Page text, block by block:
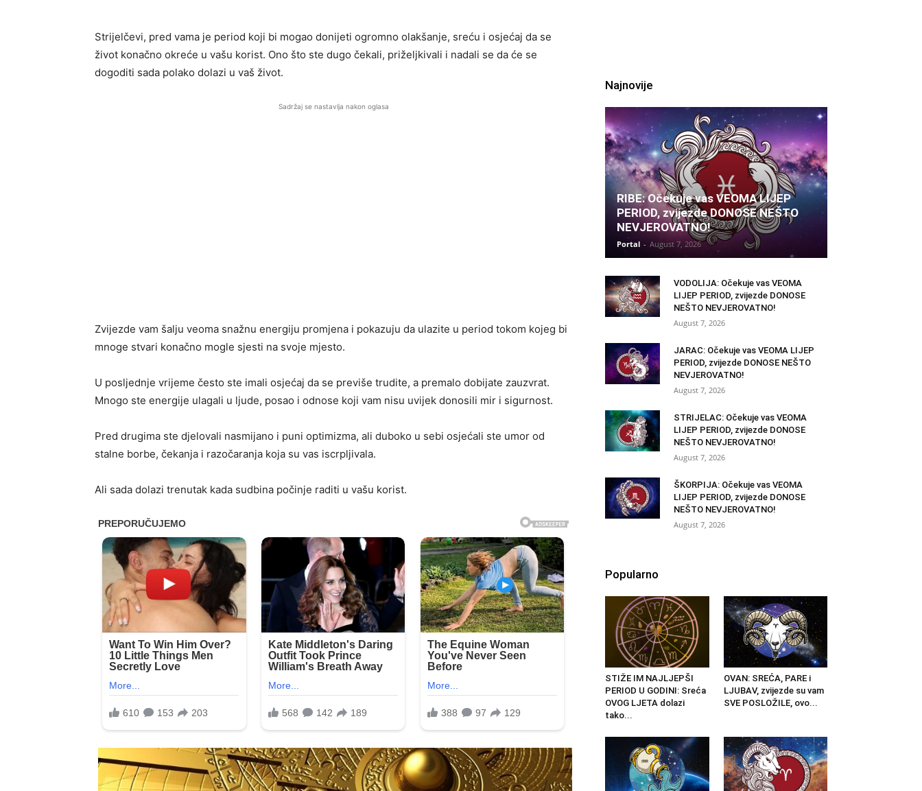
Strijelčevi, pred vama je period koji bi mogao donijeti ogromno olakšanje, sreću i osjećaj da se
život konačno okreće u vašu korist. Ono što ste dugo čekali, priželjkivali i nadali se da će se
dogoditi sada polako dolazi u vaš život.
Sadržaj se nastavlja nakon oglasa
Zvijezde vam šalju veoma snažnu energiju promjena i pokazuju da ulazite u period tokom kojeg bi
mnoge stvari konačno mogle sjesti na svoje mjesto.
U posljednje vrijeme često ste imali osjećaj da se previše trudite, a premalo dobijate zauzvrat.
Mnogo ste energije ulagali u ljude, posao i odnose koji vam nisu uvijek donosili mir i sigurnost.
Pred drugima ste djelovali nasmijano i puni optimizma, ali duboko u sebi osjećali ste umor od
stalne borbe, čekanja i razočaranja koja su vas iscrpljivala.
Ali sada dolazi trenutak kada sudbina počinje raditi u vašu korist.
Najnovije
RIBE: Očekuje vas VEOMA LIJEP
PERIOD, zvijezde DONOSE NEŠTO
NEVJEROVATNO!
Portal - August 7, 2026
VODOLIJA: Očekuje vas VEOMA
LIJEP PERIOD, zvijezde DONOSE
NEŠTO NEVJEROVATNO!
August 7, 2026
JARAC: Očekuje vas VEOMA LIJEP
PERIOD, zvijezde DONOSE NEŠTO
NEVJEROVATNO!
August 7, 2026
STRIJELAC: Očekuje vas VEOMA
LIJEP PERIOD, zvijezde DONOSE
NEŠTO NEVJEROVATNO!
August 7, 2026
ŠKORPIJA: Očekuje vas VEOMA
LIJEP PERIOD, zvijezde DONOSE
NEŠTO NEVJEROVATNO!
August 7, 2026
Popularno
STIŽE IM NAJLJEPŠI
PERIOD U GODINI: Sreća
OVOG LJETA dolazi
tako...
OVAN: SREĆA, PARE i
LJUBAV, zvijezde su vam
SVE POSLOŽILE, ovo...